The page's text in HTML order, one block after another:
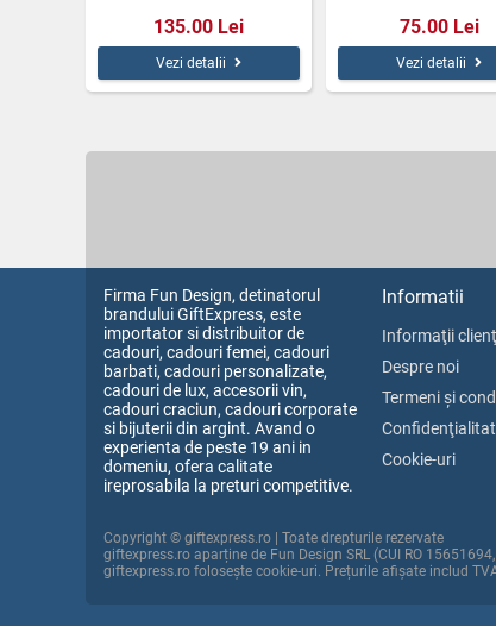
135.00 Lei
Vezi detalii
75.00 Lei
Vezi detalii
Firma Fun Design, detinatorul
brandului GiftExpress, este
importator si distribuitor de
cadouri, cadouri femei, cadouri
barbati, cadouri personalizate,
cadouri de lux, accesorii vin,
cadouri craciun, cadouri corporate
si bijuterii din argint. Avand o
experienta de peste 19 ani in
domeniu, ofera calitate
ireprosabila la preturi competitive.
Informatii
Informaţii
Despre noi
Termeni și
Cookie-uri
Copyright © giftexpress.ro | Toate drepturile rezervate
giftexpress.ro aparține de Fun Design SRL (CUI RO
giftexpress.ro folosește cookie-uri. Prețurile afișate includ